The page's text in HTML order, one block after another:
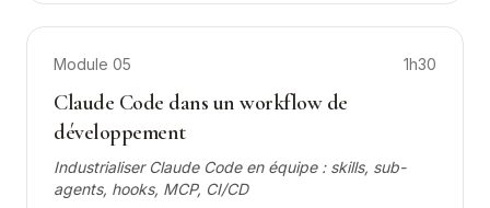
Module 05 1h30
Claude Code dans un workflow de
développement
Industrialiser Claude Code en équipe : skills, sub-
agents, hooks, MCP, CI/CD